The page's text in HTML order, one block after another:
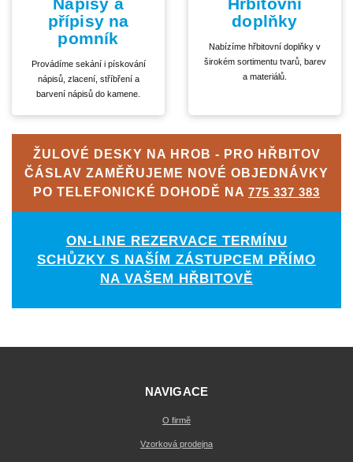
Nápisy a
přípisy na
pomník
Provádíme sekání i pískování
nápisů, zlacení, stříbření a
barvení nápisů do kamene.
Hřbitovní
doplňky
Nabízíme hřbitovní doplňky v
širokém sortimentu tvarů, barev
a materiálů.
ŽULOVÉ DESKY NA HROB - PRO HŘBITOV
ČÁSLAV ZAMĚŘUJEME NOVÉ OBJEDNÁVKY
PO TELEFONICKÉ DOHODĚ NA 775 337 383
ON-LINE REZERVACE TERMÍNU
SCHŮZKY S NAŠÍM ZÁSTUPCEM PŘÍMO
NA VAŠEM HŘBITOVĚ
NAVIGACE
O firmě
Vzorková prodejna